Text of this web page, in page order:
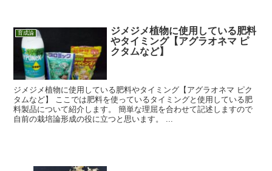
育成論
ジメジメ植物に使用している肥料
やタイミング【アグラオネマ ピ
クタムなど】
ジメジメ植物に使用している肥料やタイミング【アグラオネマ ピク
タムなど】 ここでは肥料を使っているタイミングと使用している肥
料製品について紹介します。 簡単な理屈を合わせて記述しますので
自前の栽培論形成の役に立つと思います。 ...